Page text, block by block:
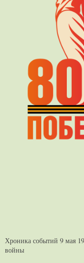
Хроника событий 9 мая
войны